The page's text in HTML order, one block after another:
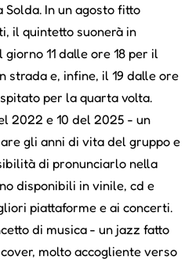
Solda. In un agosto fitto
il quintetto suonerà in
11 dalle ore 18 per il
strada e, infine, il 19 dalle ore
per la quarta volta.
2022 e 10 del 2025 - un
gli anni di vita del gruppo e
di pronunciarlo nella
disponibili in vinile, cd e
piattaforme e ai concerti.
di musica - un jazz fatto
molto accogliente verso